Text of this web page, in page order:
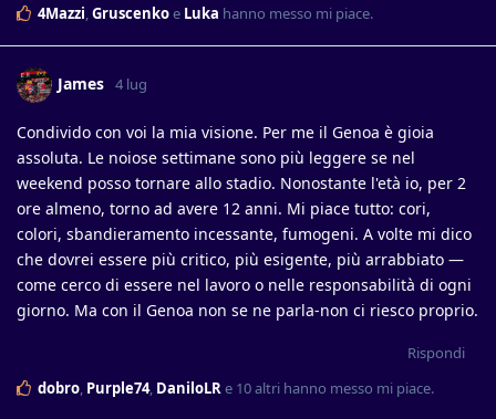
4Mazzi,Gruscenkoe Luka hanno messo mi piace.
James 4 lug
Condivido con voi la mia visione. Per me il Genoa è gioia
assoluta. Le noiose settimane sono più leggere se nel
weekend posso tornare allo stadio. Nonostante l'età io, per 2
ore almeno, torno ad avere 12 anni. Mi piace tutto: cori,
colori, sbandieramento incessante, fumogeni. A volte mi dico
che dovrei essere più critico, più esigente, più arrabbiato —
come cerco di essere nel lavoro o nelle responsabilità di ogni
giorno. Ma con il Genoa non se ne parla-non ci riesco proprio.
Rispondi
dobro, Purple74, DaniloLRe 10altri hanno messo mi piace.